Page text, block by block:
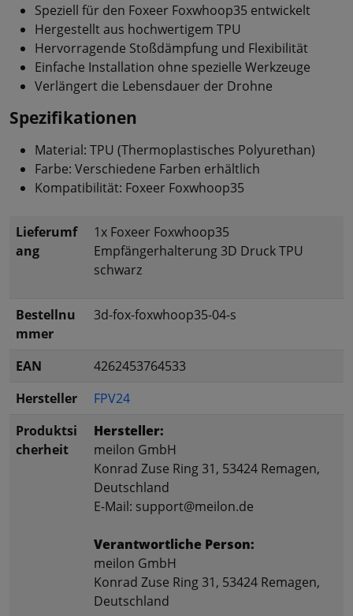
Speziell für den Foxeer Foxwhoop35 entwickelt
Hergestellt aus hochwertigem TPU
Hervorragende Stoßdämpfung und Flexibilität
Einfache Installation ohne spezielle Werkzeuge
Verlängert die Lebensdauer der Drohne
Spezifikationen
Material: TPU (Thermoplastisches Polyurethan)
Farbe: Verschiedene Farben erhältlich
Kompatibilität: Foxeer Foxwhoop35
Lieferumf
ang
1x Foxeer Foxwhoop35
Empfängerhalterung 3D Druck TPU
schwarz
Bestellnu
mmer
3d-fox-foxwhoop35-04-s
EAN
4262453764533
Hersteller
FPV24
Produktsi
cherheit
Hersteller:
meilon GmbH
Konrad Zuse Ring 31, 53424 Remagen,
Deutschland
E-Mail: support@meilon.de
Verantwortliche Person:
meilon GmbH
Konrad Zuse Ring 31, 53424 Remagen,
Deutschland